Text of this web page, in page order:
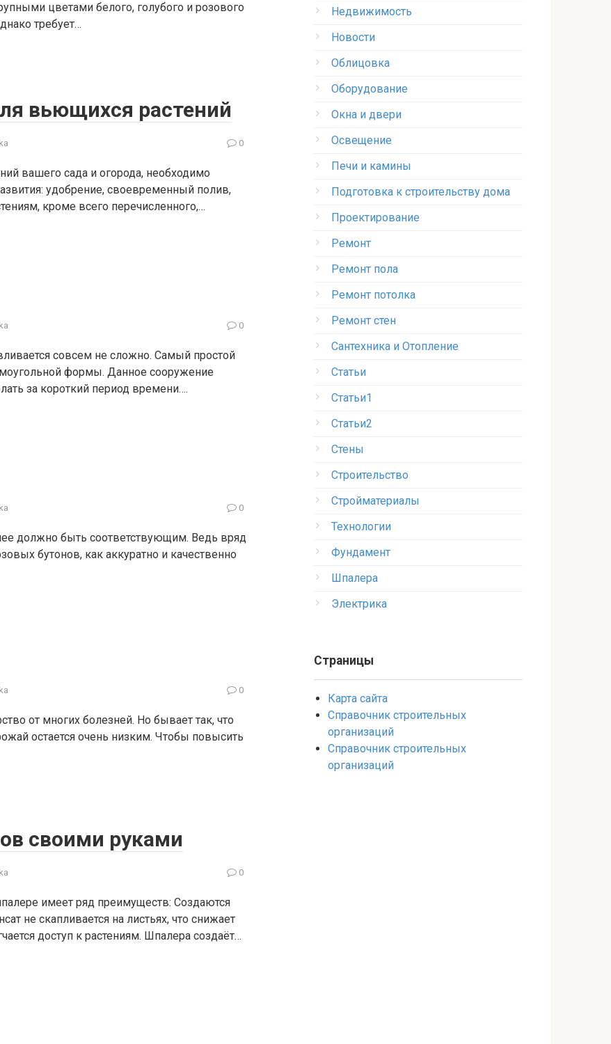
цветами белого, голубого и розового
требует…
вьющихся растений
0
вашего сада и огорода, необходимо
удобрение, своевременный полив,
кроме всего перечисленного,…
0
совсем не сложно. Самый простой
формы. Данное сооружение
за короткий период времени….
0
должно быть соответствующим. Ведь вряд
бутонов, как аккуратно и качественно
0
от многих болезней. Но бывает так, что
остается очень низким. Чтобы повысить
своими руками
0
имеет ряд преимуществ: Создаются
не скапливается на листьях, что снижает
доступ к растениям. Шпалера создаёт…
Недвижимость
Новости
Облицовка
Оборудование
Окна и двери
Освещение
Печи и камины
Подготовка к строительству дома
Проектирование
Ремонт
Ремонт пола
Ремонт потолка
Ремонт стен
Сантехника и Отопление
Статьи
Статьи1
Статьи2
Стены
Строительство
Стройматериалы
Технологии
Фундамент
Шпалера
Электрика
Страницы
Карта сайта
Справочник строительных
организаций
Справочник строительных
организаций